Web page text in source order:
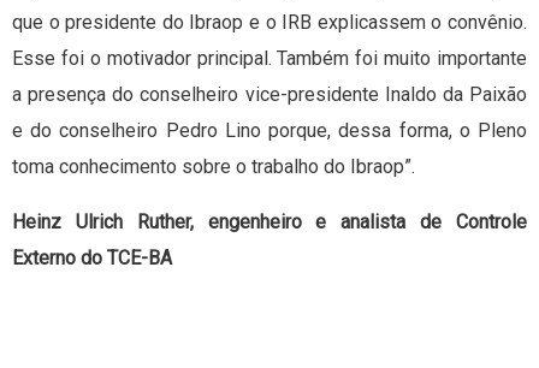
que o presidente do Ibraop e o IRB explicassem o convênio.
Esse foi o motivador principal. Também foi muito importante
a presença do conselheiro vice-presidente Inaldo da Paixão
e do conselheiro Pedro Lino porque, dessa forma, o Pleno
toma conhecimento sobre o trabalho do Ibraop”.
Heinz Ulrich Ruther, engenheiro e analista de Controle
Externo do TCE-BA